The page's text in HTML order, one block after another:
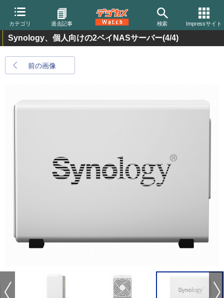
カテゴリ 過去記事 検索 Impressサイト
Synology、個人向けの2ベイNASサーバー(4/4)
前の画像